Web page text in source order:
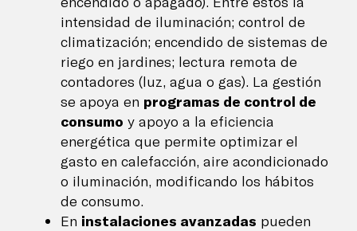
intensidad de iluminación; control de
climatización; encendido de sistemas de
riego en jardines; lectura remota de
contadores (luz, agua o gas). La gestión
se apoya en programas de control de
consumo y apoyo a la eficiencia
energética que permite optimizar el
gasto en calefacción, aire acondicionado
o iluminación, modificando los hábitos
de consumo.
En instalaciones avanzadas pueden